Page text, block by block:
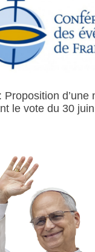
Proposition d’une
le vote du 30